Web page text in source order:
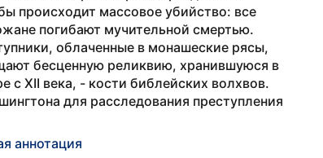
происходит массовое убийство: все
погибают мучительной смертью.
облаченные в монашеские рясы,
бесценную реликвию, хранившуюся в
с XII века, - кости библейских волхвов.
для расследования преступления
аннотация